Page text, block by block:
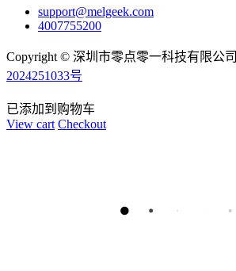
support@melgeek.com
4007755200
Copyright © 深圳市零点零一科技有限公司
2024251033号
已添加到购物车
View cart Checkout